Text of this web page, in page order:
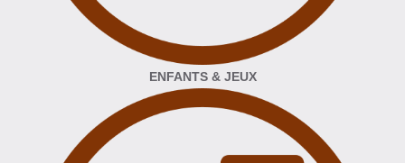
ENFANTS & JEUX